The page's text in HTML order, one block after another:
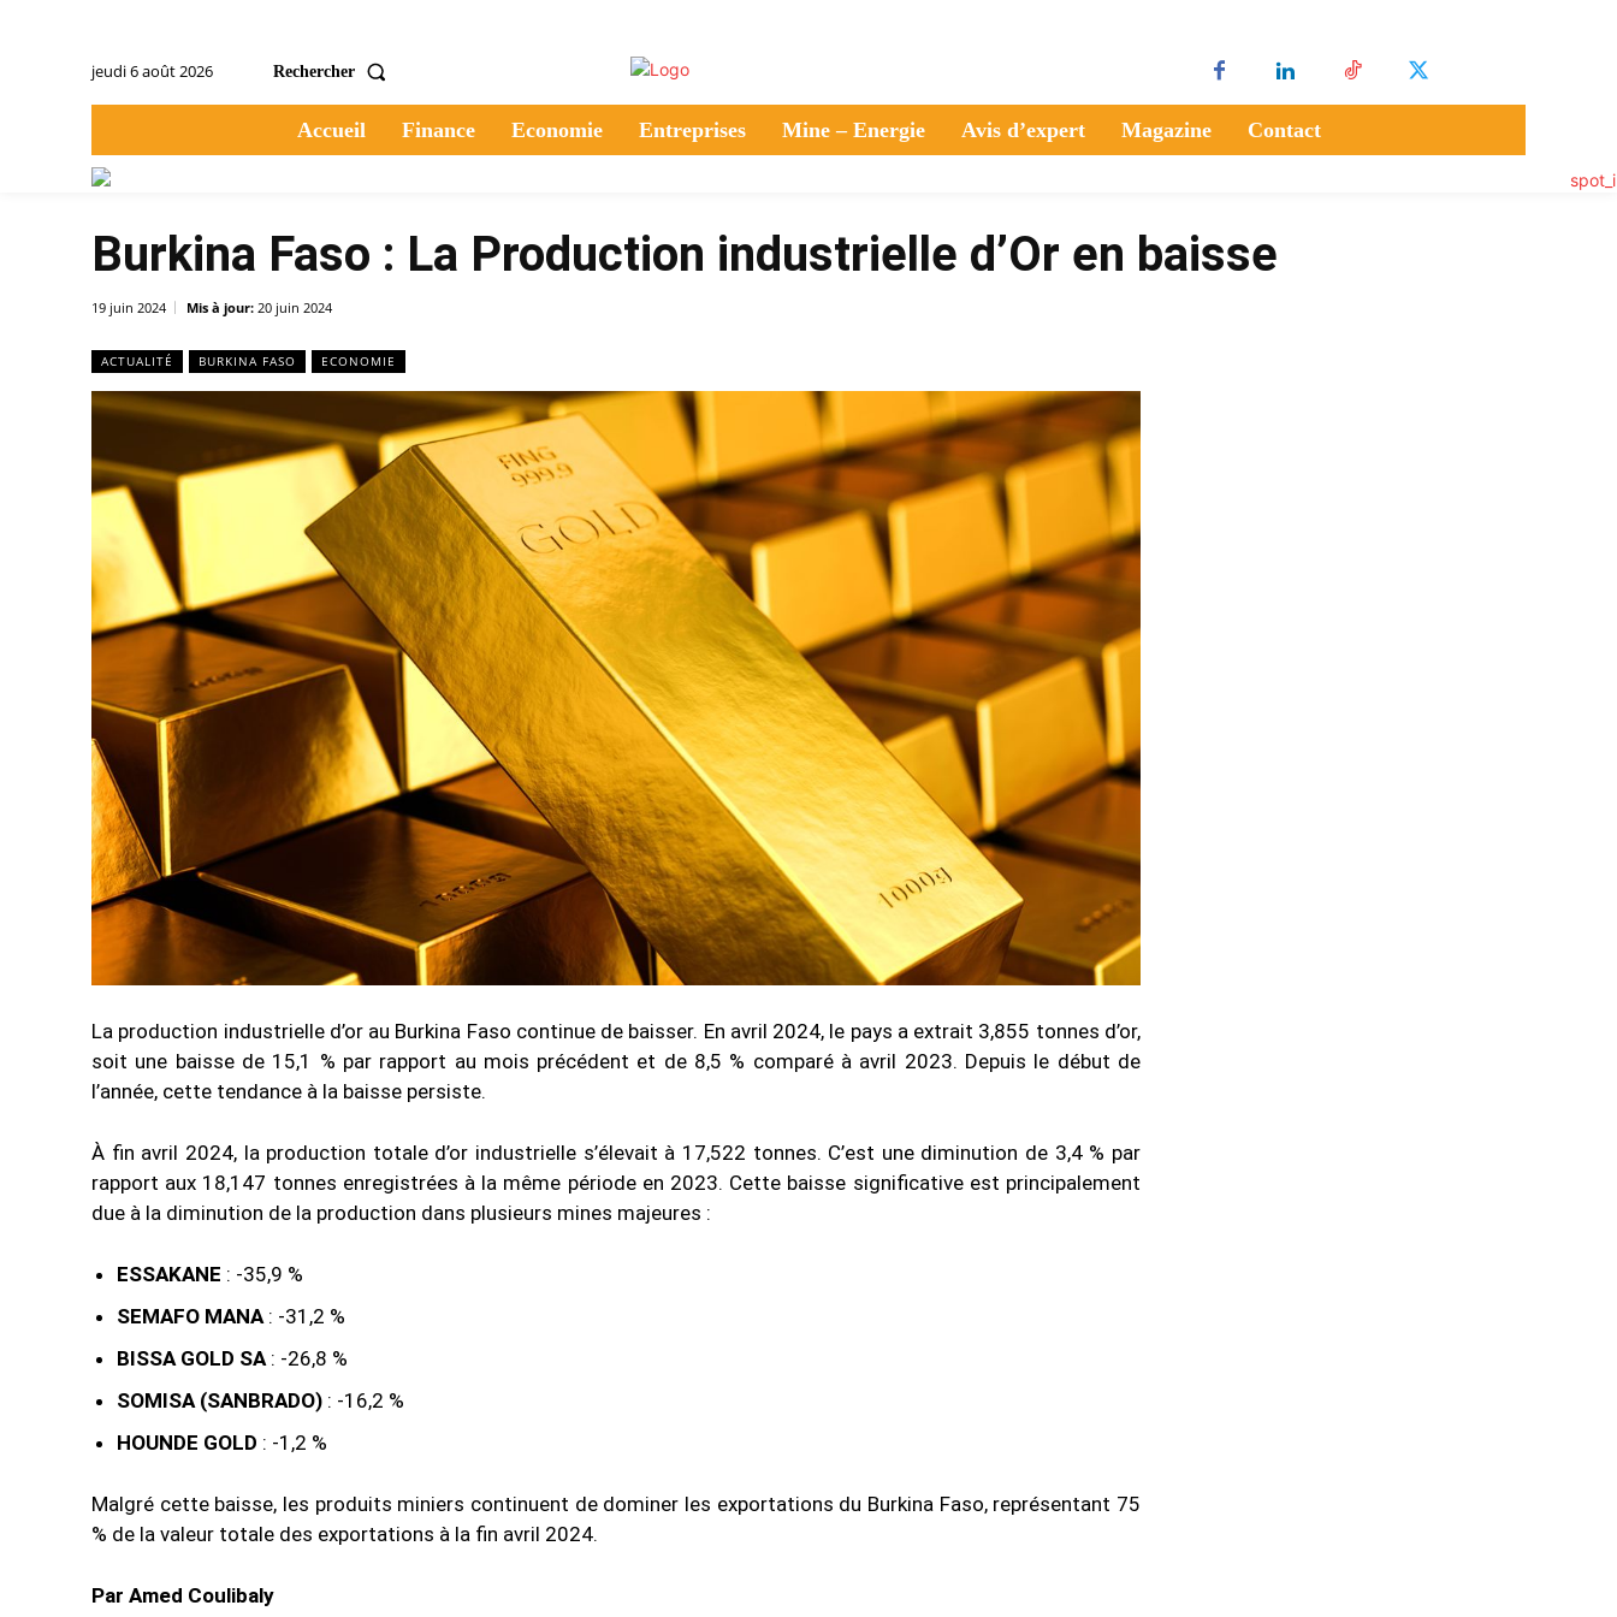
jeudi 6 août 2026 Rechercher
Accueil Finance Economie Entreprises Mine – Energie Avis d’expert Magazine Contact
Burkina Faso : La Production industrielle d’Or en baisse
19 juin 2024 Mis à jour: 20 juin 2024
ACTUALITÉ BURKINA FASO ECONOMIE
La production industrielle d’or au Burkina Faso continue de baisser. En avril 2024, le pays a extrait 3,855 tonnes d’or,
soit une baisse de 15,1 % par rapport au mois précédent et de 8,5 % comparé à avril 2023. Depuis le début de
l’année, cette tendance à la baisse persiste.
À fin avril 2024, la production totale d’or industrielle s’élevait à 17,522 tonnes. C’est une diminution de 3,4 % par
rapport aux 18,147 tonnes enregistrées à la même période en 2023. Cette baisse significative est principalement
due à la diminution de la production dans plusieurs mines majeures :
ESSAKANE : -35,9 %
SEMAFO MANA: -31,2 %
BISSA GOLD SA: -26,8 %
SOMISA (SANBRADO) : -16,2 %
HOUNDE GOLD : -1,2 %
Malgré cette baisse, les produits miniers continuent de dominer les exportations du Burkina Faso, représentant 75
% de la valeur totale des exportations à la fin avril 2024.
Par Amed Coulibaly